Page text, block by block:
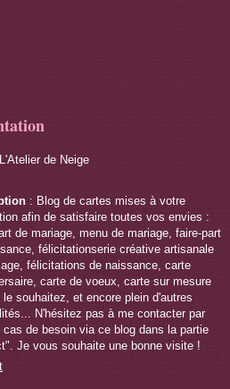
de Neige
: Blog de cartes mises à votre
afin de satisfaire toutes vos envies :
de mariage, menu de mariage, faire-part
félicitationserie créative artisanale
félicitations de naissance, carte
carte de voeux, carte sur mesure
souhaitez, et encore plein d'autres
N'hésitez pas à me contacter par
cas de besoin via ce blog dans la partie
Je vous souhaite une bonne visite !